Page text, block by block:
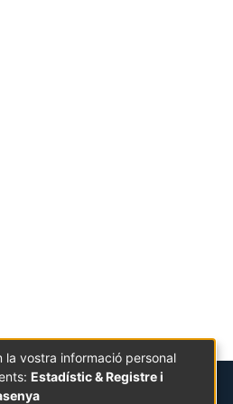
la vostra informació personal
Estadístic & Registre i